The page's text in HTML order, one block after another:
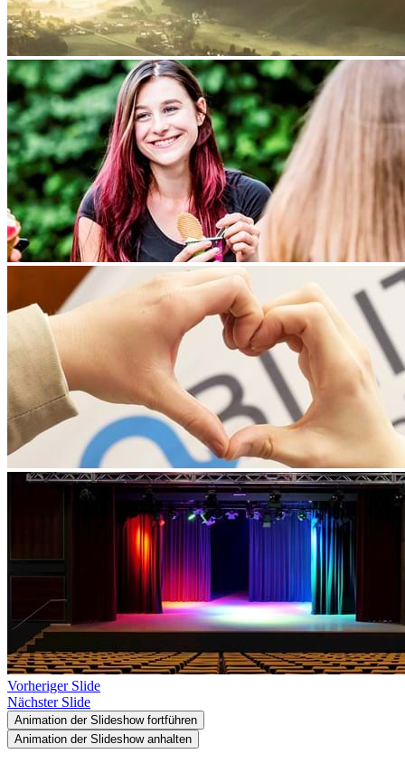
Vorheriger Slide
Nächster Slide
Animation der Slideshow fortführen
Animation der Slideshow anhalten